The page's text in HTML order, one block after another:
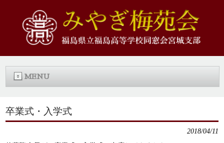
MENU
卒業式・入学式
2018/04/11